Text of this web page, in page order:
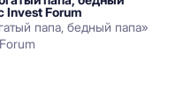
Invest Forum
папа, бедный папа»